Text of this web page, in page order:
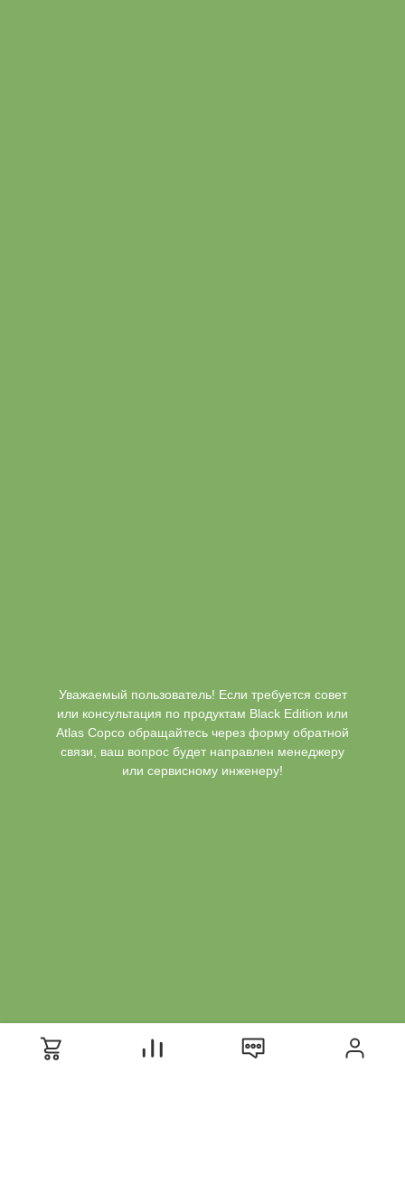
Уважаемый пользователь! Если требуется совет
или консультация по продуктам Black Edition или
Atlas Copco обращайтесь через форму обратной
связи, ваш вопрос будет направлен менеджеру
или сервисному инженеру!